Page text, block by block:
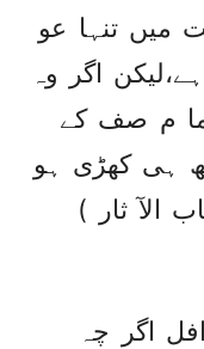
میں تنہا عو
اگر وہ
م صف کے
ہی کھڑی ہو
الآ ثار )
اگر چہ